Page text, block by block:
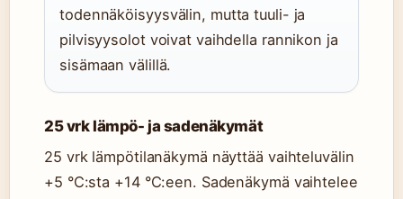
todennäköisyysvälin, mutta tuuli- ja
pilvisyysolot voivat vaihdella rannikon ja
sisämaan välillä.
25 vrk lämpö- ja sadenäkymät
25 vrk lämpötilanäkymä näyttää vaihteluvälin
+5 °C:sta +14 °C:een. Sadenäkymä vaihtelee